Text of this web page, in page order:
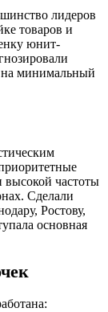
лидеров
товаров и
юнит-
минимальный
высокой частоты
Сделали
Ростову,
основная